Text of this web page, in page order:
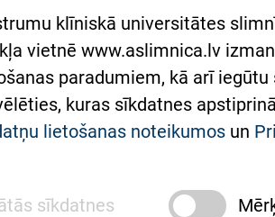
kārtība
nokļūt
Austrumu
atbalsts
Підтримка
та співпраця
klīniskā universitātes
vietnē www.aslimnica.lv
paradumiem, kā arī
kuras sīkdatnes
lietošanas noteikumos un
sīkdatnes